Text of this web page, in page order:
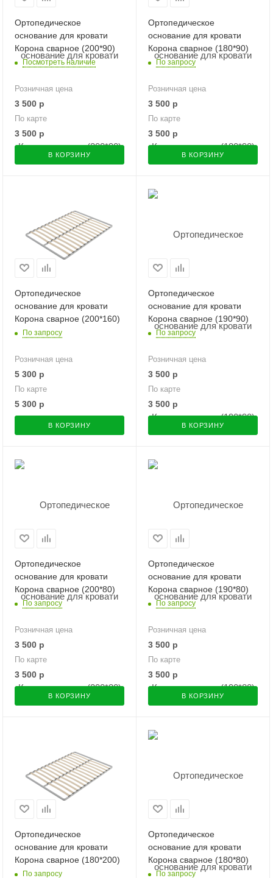
Ортопедическое
основание для кровати
Корона сварное (200*90)
Посмотреть наличие
Розничная цена
3 500 р
По карте
3 500 р
В КОРЗИНУ
Ортопедическое
основание для кровати
Корона сварное (180*90)
По запросу
Розничная цена
3 500 р
По карте
3 500 р
В КОРЗИНУ
Ортопедическое
основание для кровати
Корона сварное (200*160)
По запросу
Розничная цена
5 300 р
По карте
5 300 р
В КОРЗИНУ
Ортопедическое
основание для кровати
Корона сварное (190*90)
По запросу
Розничная цена
3 500 р
По карте
3 500 р
В КОРЗИНУ
Ортопедическое
основание для кровати
Корона сварное (200*80)
По запросу
Розничная цена
3 500 р
По карте
3 500 р
В КОРЗИНУ
Ортопедическое
основание для кровати
Корона сварное (190*80)
По запросу
Розничная цена
3 500 р
По карте
3 500 р
В КОРЗИНУ
Ортопедическое
основание для кровати
Корона сварное (180*200)
По запросу
Ортопедическое
основание для кровати
Корона сварное (180*80)
По запросу